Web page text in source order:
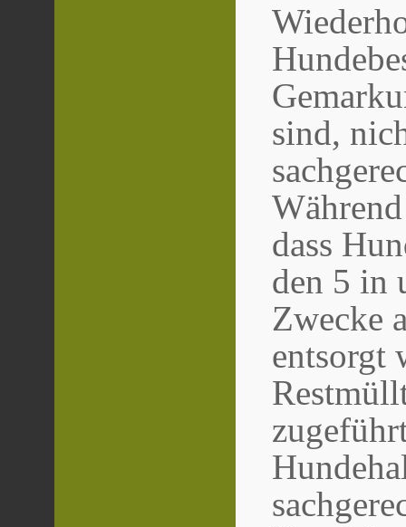
sind,
dass
den 5 in
Zwecke
entsorgt